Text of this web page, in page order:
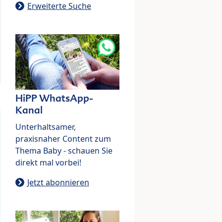
Erweiterte Suche
HiPP WhatsApp-
Kanal
Unterhaltsamer,
praxisnaher Content zum
Thema Baby - schauen Sie
direkt mal vorbei!
Jetzt abonnieren